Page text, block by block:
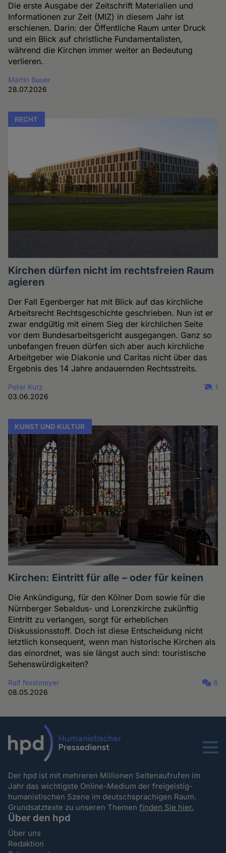
Die erste Ausgabe der Zeitschrift Materialien und
Informationen zur Zeit (MIZ) in diesem Jahr ist
erschienen. Darin: der Öffentliche Raum unter Druck
und ein Blick auf christliche Fundamentalisten,
während die Kirchen immer weiter an Bedeutung
verlieren.
Martin Bauer
28.07.2026
RECHT
Kirchen dürfen nicht im rechtsfreien Raum
agieren
Der Fall Egenberger hat mit Blick auf das kirchliche
Arbeitsrecht Rechtsgeschichte geschrieben. Nun ist er
zwar endgültig mit einem Sieg der kirchlichen Seite
vor dem Bundesarbeitsgericht ausgegangen. Ganz so
unbefangen freuen dürfen sich aber auch kirchliche
Arbeitgeber wie Diakonie und Caritas nicht über das
Ergebnis des 14 Jahre andauernden Rechtsstreits.
Peter Kurz
03.06.2026
1
KUNST UND KULTUR
Kirchen: Eintritt für alle – oder für keinen
Die Ankündigung, für den Kölner Dom sowie für die
Nürnberger Sebaldus- und Lorenzkirche zukünftig
Eintritt zu verlangen, sorgt für erheblichen
Diskussionsstoff. Doch ist diese Entscheidung nicht
letztlich konsequent, wenn man historische Kirchen als
das einordnet, was sie längst auch sind: touristische
Sehenswürdigkeiten?
Ralf Nestmeyer
08.05.2026
6
Menu
Der hpd ist mit mehreren Millionen Seitenaufrufen im
Jahr das wichtigste Online-Medium der freigeistig-
humanistischen Szene im deutschsprachigen Raum.
Grundsatztexte zu unseren Themenfinden Sie hier.
Über den hpd
Über uns
Redaktion